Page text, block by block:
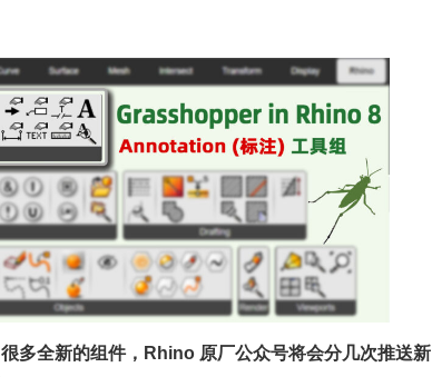
多全新的组件，Rhino 原厂公众号将会分几次推送新